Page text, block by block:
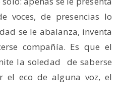
voces, de presencias lo
se le abalanza, inventa
compañía. Es que el
la soledad de saberse
el eco de alguna voz, el